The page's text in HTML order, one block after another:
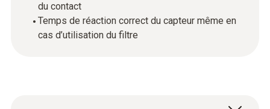
du contact
Temps de réaction correct du capteur même en
cas d’utilisation du filtre